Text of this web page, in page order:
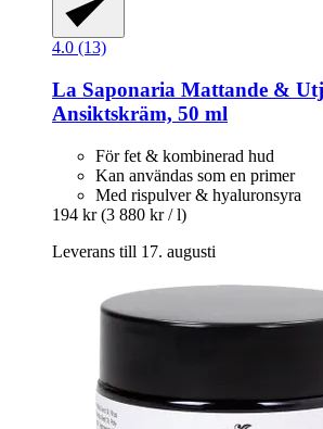
4.0 (13)
La Saponaria Mattande &
Ansiktskräm, 50 ml
För fet & kombinerad hud
Kan användas som en primer
Med rispulver & hyaluronsyra
194 kr (3 880 kr / l)
Leverans till 17. augusti